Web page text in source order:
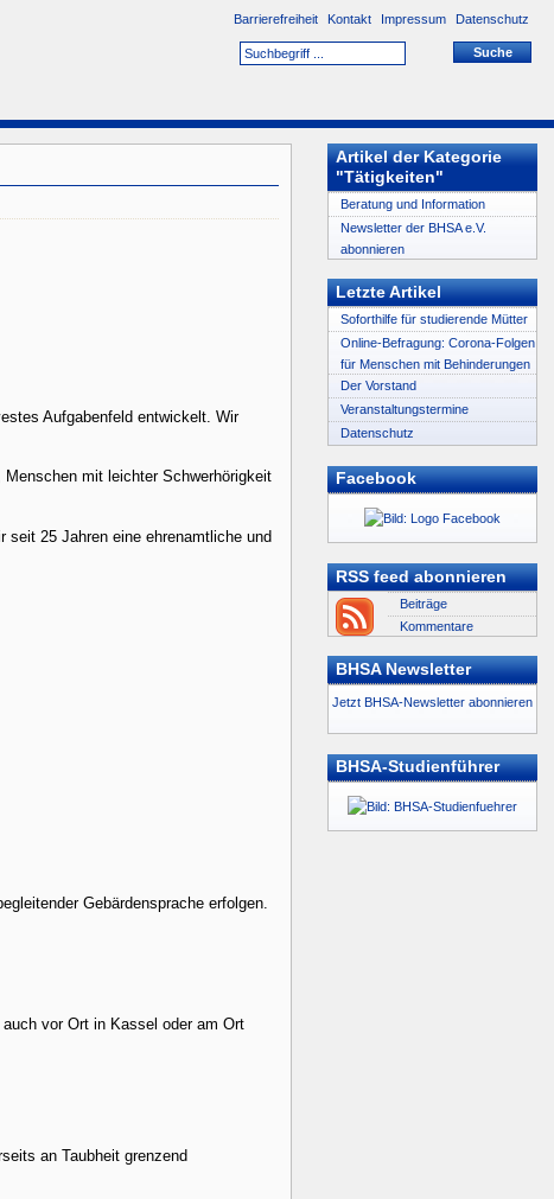
Barrierefreiheit Kontakt Impressum Datenschutz
Aufgabenfeld entwickelt. Wir
Menschen mit leichter Schwerhörigkeit
25 Jahren eine ehrenamtliche und
Gebärdensprache erfolgen.
vor Ort in Kassel oder am Ort
an Taubheit grenzend
Artikel der Kategorie
"Tätigkeiten"
Beratung und Information
Newsletter der BHSA e.V.
abonnieren
Letzte Artikel
Soforthilfe für studierende Mütter
Online-Befragung: Corona-Folgen
für Menschen mit Behinderungen
Der Vorstand
Veranstaltungstermine
Datenschutz
Facebook
RSS feed abonnieren
Beiträge
Kommentare
BHSA Newsletter
Jetzt BHSA-Newsletter abonnieren
BHSA-Studienführer